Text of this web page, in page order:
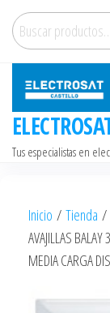
Saltar
contenido
Buscar
por:
Tus especialistas en
Inicio / Tienda /
AVAJILLAS
MEDIA CARGA